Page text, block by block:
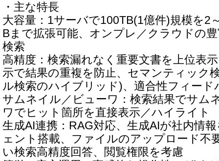
・主な特長
大容量：1サーバで100TB(1億件)規模を2
Bまで拡張可能、オンプレ／クラウドの
検索
高精度：検索漏れなく重要文書を上位表
示で結果の重複を防止、セマンティック
ル検索のハイブリッド)、適合性フィード
サムネイル／ビューワ：検索結果でサム
ワでヒット箇所を直接表示／ハイライト
生成AI連携：RAG対応、生成AIが社内情
ェント搭載、ファイルのアップロード不
い検索高精度回答、閲覧権限を考慮